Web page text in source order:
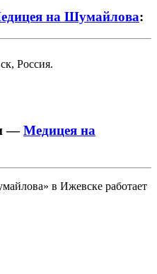
на Шумайлова:
Россия.
—Медицея на
в Ижевске работает